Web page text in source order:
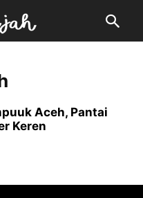
Aceh, Pantai
Keren